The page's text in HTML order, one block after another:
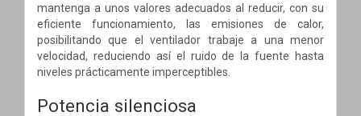
mantenga a unos valores adecuados al reducir, con su
eficiente funcionamiento, las emisiones de calor,
posibilitando que el ventilador trabaje a una menor
velocidad, reduciendo así el ruido de la fuente hasta
niveles prácticamente imperceptibles.
Potencia silenciosa